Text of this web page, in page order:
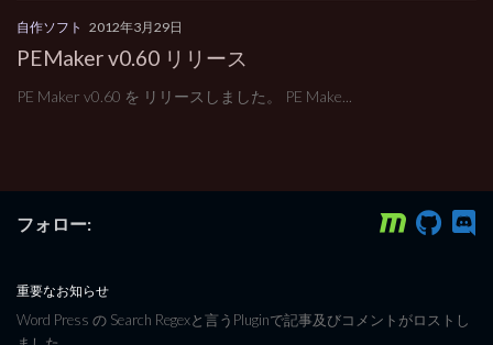
自作ソフト 2012年3月29日
PEMaker v0.60 リリース
PE Maker v0.60 を リリースしました。 PE Make...
フォロー:
重要なお知らせ
Word Press の Search Regexと言うPluginで記事及びコメントがロストし